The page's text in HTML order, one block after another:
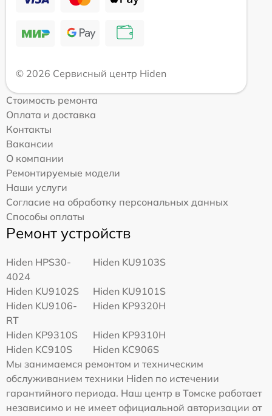
© 2026 Сервисный центр Hiden
Стоимость ремонта
Оплата и доставка
Контакты
Вакансии
О компании
Ремонтируемые модели
Наши услуги
Согласие на обработку персональных данных
Способы оплаты
Ремонт устройств
Hiden HPS30-
4024
Hiden KU9103S
Hiden KU9102S
Hiden KU9101S
Hiden KU9106-
RT
Hiden KP9320H
Hiden KP9310S
Hiden KP9310H
Hiden KC910S
Hiden KC906S
Мы занимаемся ремонтом и техническим
обслуживанием техники Hiden по истечении
гарантийного периода. Наш центр в Томске работает
независимо и не имеет официальной авторизации от